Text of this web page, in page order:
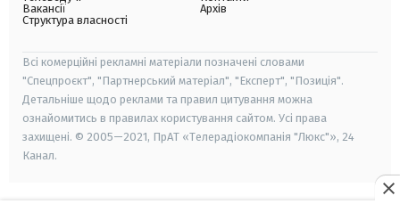
Вакансії
Структура власності
Архів
Всі комерційні рекламні матеріали позначені словами
"Спецпроєкт", "Партнерський матеріал", "Експерт", "Позиція".
Детальніше щодо реклами та правил цитування можна
ознайомитись в правилах користування сайтом. Усі права
захищені. © 2005—2021, ПрАТ «Телерадіокомпанія "Люкс"», 24
Канал.